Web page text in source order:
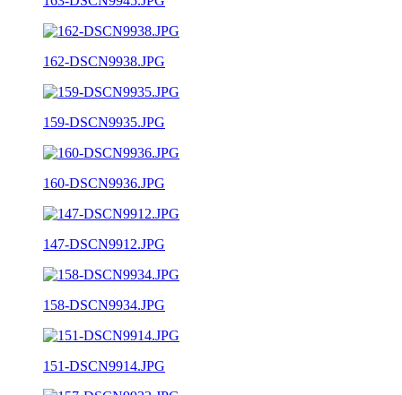
162-DSCN9938.JPG
159-DSCN9935.JPG
160-DSCN9936.JPG
147-DSCN9912.JPG
158-DSCN9934.JPG
151-DSCN9914.JPG